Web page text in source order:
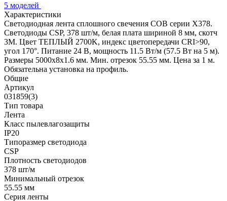
5 моделей
Характеристики
Светодиодная лента сплошного свечения COB серии X378.
Светодиоды CSP, 378 шт/м, белая плата шириной 8 мм, скотч
3M. Цвет ТЕПЛЫЙ 2700K, индекс цветопередачи CRI>90,
угол 170°. Питание 24 В, мощность 11.5 Вт/м (57.5 Вт на 5 м).
Размеры 5000x8x1.6 мм. Мин. отрезок 55.55 мм. Цена за 1 м.
Обязательна установка на профиль.
Общие
Артикул
031859(3)
Тип товара
Лента
Класс пылевлагозащиты
IP20
Типоразмер светодиода
CSP
Плотность светодиодов
378 шт/м
Минимальный отрезок
55.55 мм
Серия ленты